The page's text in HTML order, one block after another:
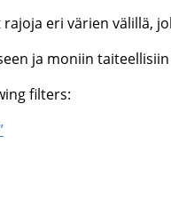
eri värien välillä,
ja moniin
filters: